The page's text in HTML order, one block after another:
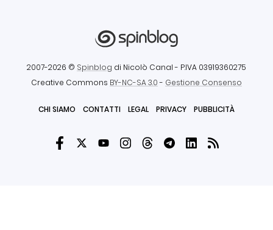
2007-2026 © Spinblog di Nicolò Canal - P.IVA 03919360275
Creative Commons BY-NC-SA 3.0- Gestione Consenso
CHI SIAMO CONTATTI LEGAL PRIVACY PUBBLICITÀ